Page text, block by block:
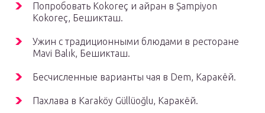
Попробовать Kokoreç и айран в Şampiyon
Kokoreç, Бешикташ.
Ужин с традиционными блюдами в ресторане
Mavi Balık, Бешикташ.
Бесчисленные варианты чая в Dem, Каракёй.
Пахлава в Karaköy Güllüoğlu, Каракёй.